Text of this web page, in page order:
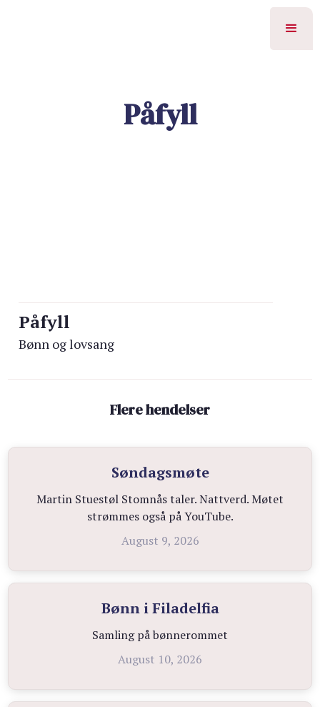
Påfyll
Påfyll
Bønn og lovsang
Flere hendelser
Søndagsmøte
Martin Stuestøl Stomnås taler. Nattverd. Møtet
strømmes også på YouTube.
August 9, 2026
Bønn i Filadelfia
Samling på bønnerommet
August 10, 2026